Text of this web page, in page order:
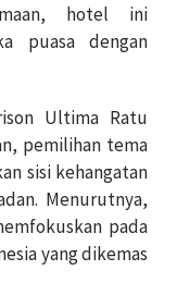
hotel ini
puasa dengan
Ultima Ratu
pemilihan tema
sisi kehangatan
Menurutnya,
pada
yang dikemas